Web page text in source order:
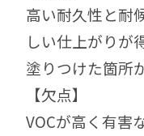
高い耐久性と耐
しい仕上がりが
塗りつけた箇所
【欠点】
VOCが高く有害